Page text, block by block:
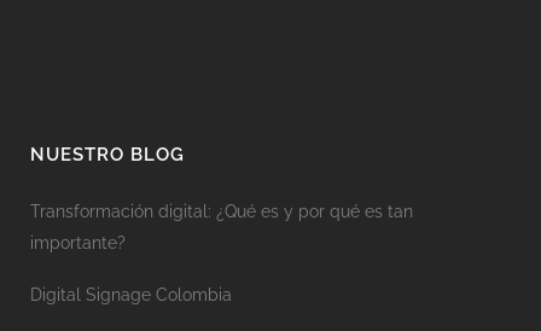
NUESTRO BLOG
Transformación digital: ¿Qué es y por qué es tan
importante?
Digital Signage Colombia